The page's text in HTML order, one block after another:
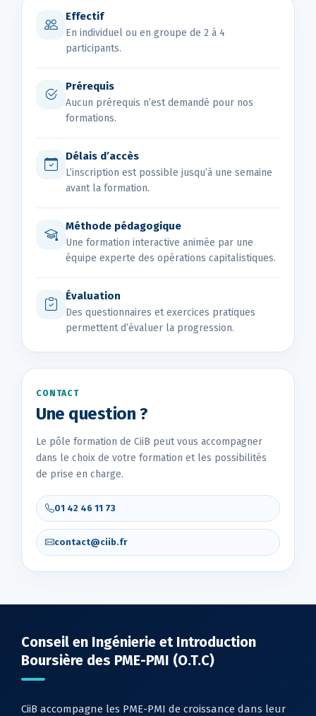
Effectif
En individuel ou en groupe de 2 à 4
participants.
Prérequis
Aucun prérequis n’est demandé pour nos
formations.
Délais d’accès
L’inscription est possible jusqu’à une semaine
avant la formation.
Méthode pédagogique
Une formation interactive animée par une
équipe experte des opérations capitalistiques.
Évaluation
Des questionnaires et exercices pratiques
permettent d’évaluer la progression.
CONTACT
Une question ?
Le pôle formation de CiiB peut vous accompagner
dans le choix de votre formation et les possibilités
de prise en charge.
01 42 46 11 73
contact@ciib.fr
Conseil en Ingénierie et Introduction
Boursière des PME-PMI (O.T.C)
CiiB accompagne les PME-PMI de croissance dans leur